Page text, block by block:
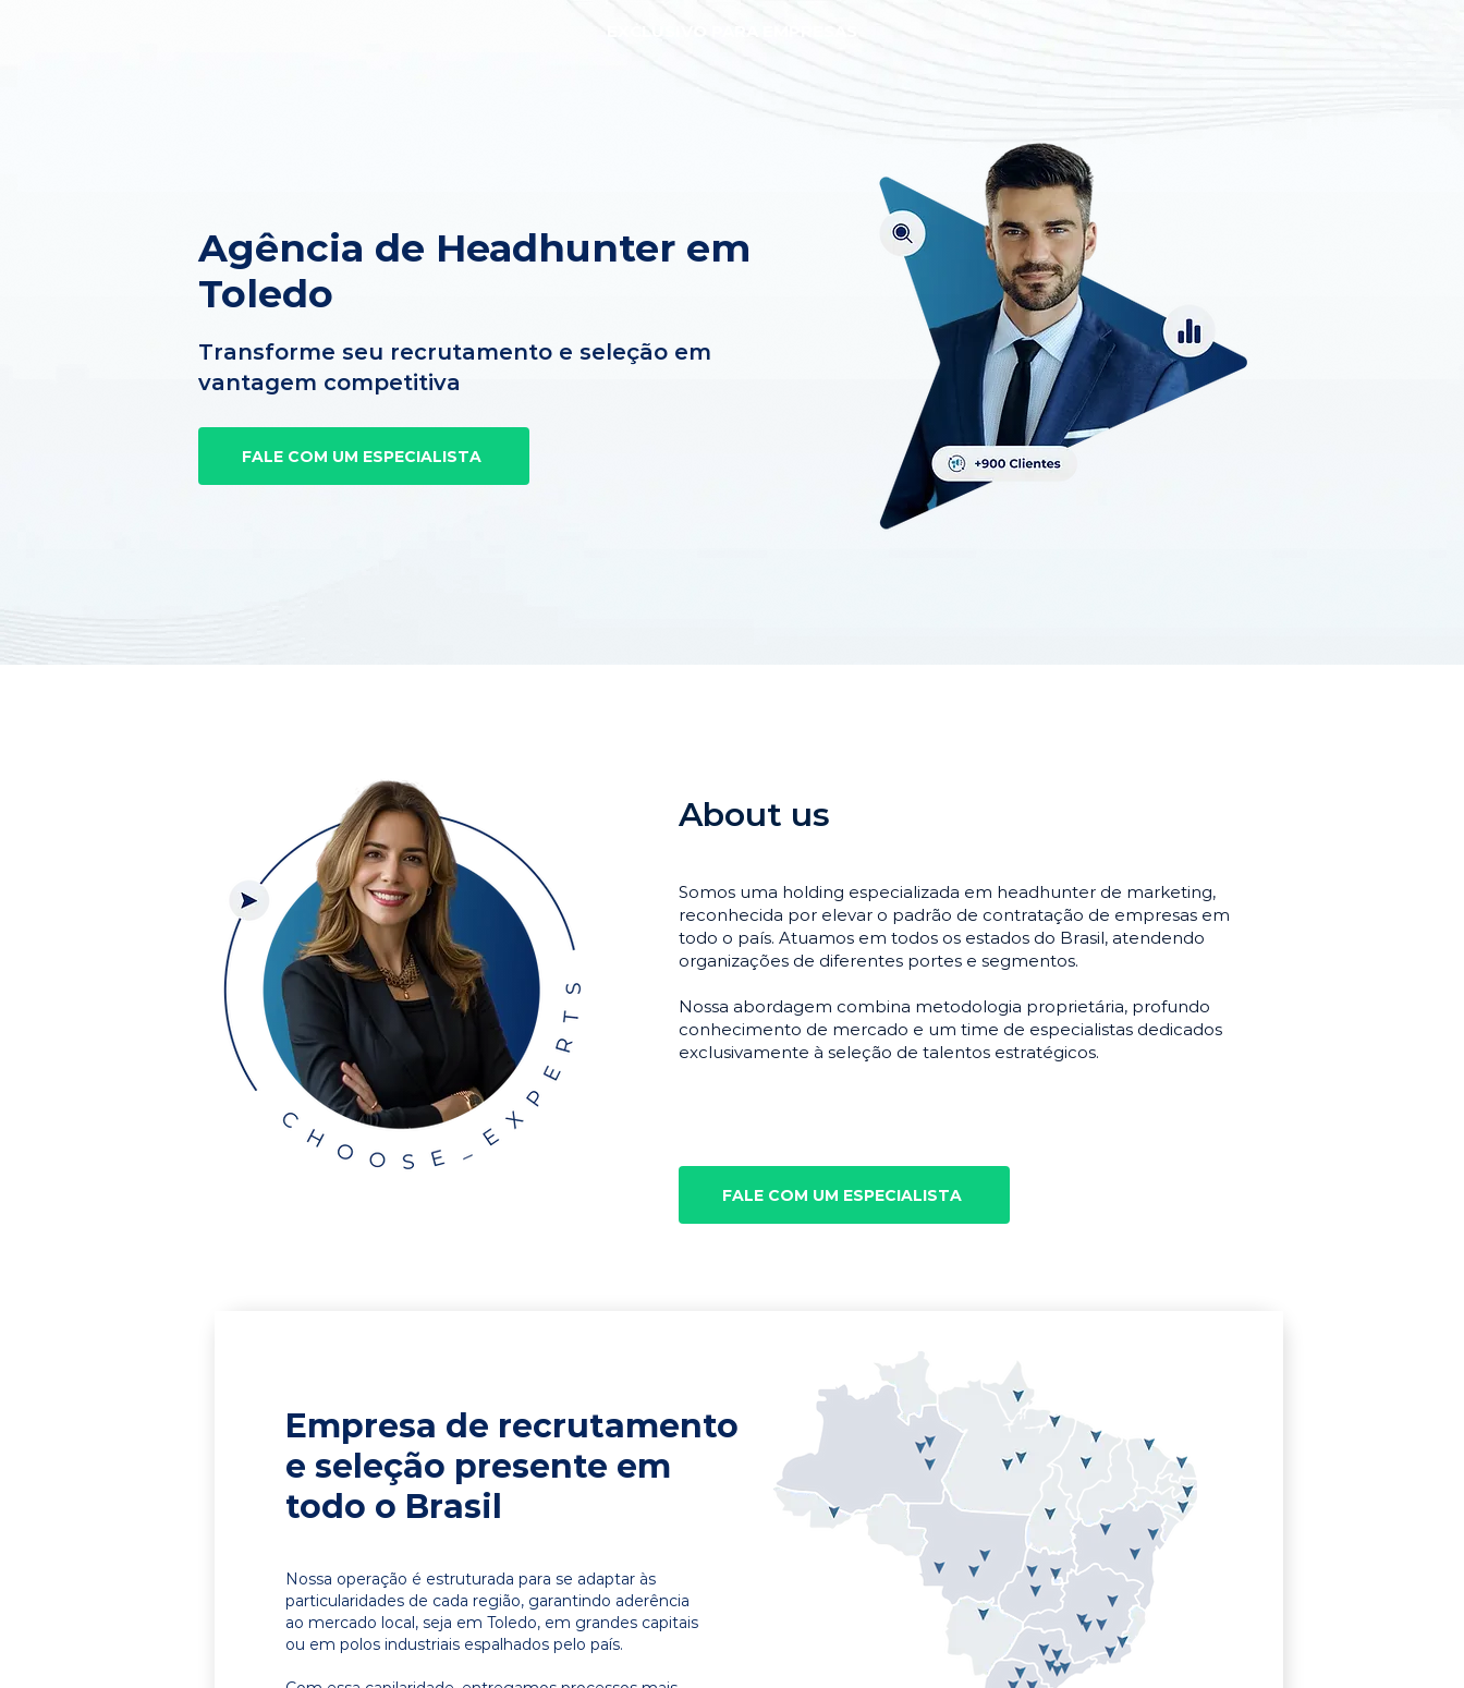
Agência de Headhunter em
Toledo
Transforme seu recrutamento e seleção em
vantagem competitiva
FALE COM UM ESPECIALISTA
About us
Somos uma holding especializada em headhunter de marketing,
reconhecida por elevar o padrão de contratação de empresas em
todo o país. Atuamos em todos os estados do Brasil, atendendo
organizações de diferentes portes e segmentos.
Nossa abordagem combina metodologia proprietária, profundo
conhecimento de mercado e um time de especialistas dedicados
exclusivamente à seleção de talentos estratégicos.
FALE COM UM ESPECIALISTA
Empresa de recrutamento
e seleção presente em
todo o Brasil
Nossa operação é estruturada para se adaptar às
particularidades de cada região, garantindo aderência
ao mercado local, seja em Toledo, em grandes capitais
ou em polos industriais espalhados pelo país.